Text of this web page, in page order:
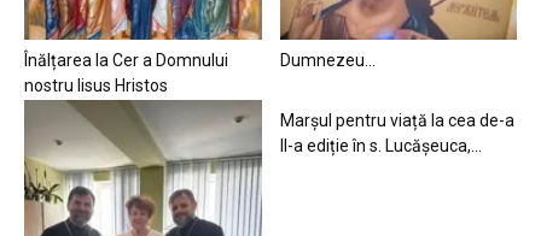
Înălțarea la Cer a Domnului
nostru Iisus Hristos
Dumnezeu…
Marșul pentru viață la cea de-a
II-a ediție în s. Lucășeuca,...